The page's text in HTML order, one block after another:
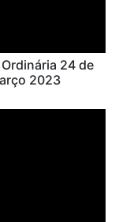
24 de
2023